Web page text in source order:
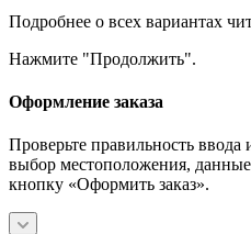
Подробнее о всех вариантах
Нажмите "Продолжить".
Оформление заказа
Проверьте правильность
выбор местоположения,
кнопку «Оформить заказ».